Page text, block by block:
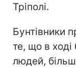
Тріполі.
Бунтівники
те, що в ході
людей,